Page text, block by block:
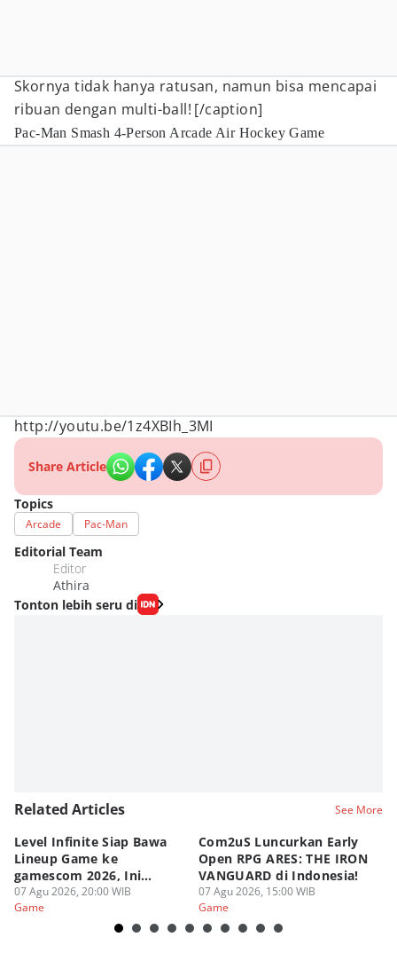
Skornya tidak hanya ratusan, namun bisa mencapai
ribuan dengan multi-ball! [/caption]
Pac-Man Smash 4-Person Arcade Air Hockey Game
http://youtu.be/1z4XBIh_3MI
Share Article
Topics
Arcade Pac-Man
Editorial Team
Editor
Athira
Tonton lebih seru di
Related Articles See More
Level Infinite Siap Bawa
Lineup Game ke
gamescom 2026, Ini
Judulnya!
07 Agu 2026, 20:00 WIB
Game
Com2uS Luncurkan Early
Open RPG ARES: THE IRON
VANGUARD di Indonesia!
07 Agu 2026, 15:00 WIB
Game